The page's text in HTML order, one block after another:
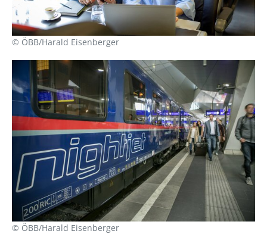
© ÖBB/Harald Eisenberger
© ÖBB/Harald Eisenberger